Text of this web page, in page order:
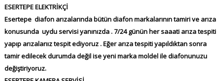
ESERTEPE ELEKTRİKÇİ
Esertepe diafon arızalarında bütün diafon markalarının tamiri ve arıza
konusunda uydu servisi yanınızda . 7/24 günün her saaati arıza tespiti
yapıp arızalarıız tespit ediyoruz . Eğer arıza tespiti yapıldıktan sonra
tamir edilecek durumda değil ise yeni marka moldel ile diafonunuzu
değiştiriyoruz.